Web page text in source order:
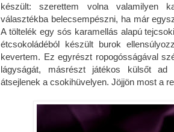
készült: szerettem volna valamilyen
választékba belecsempészni, ha már
A töltelék egy sós karamellás alapú
étcsokoládéból készült burok
kevertem. Ez egyrészt ropogósságával
lágyságát, másrészt játékos külsőt
átsejlenek a csokihüvelyen. Jöjjön most a